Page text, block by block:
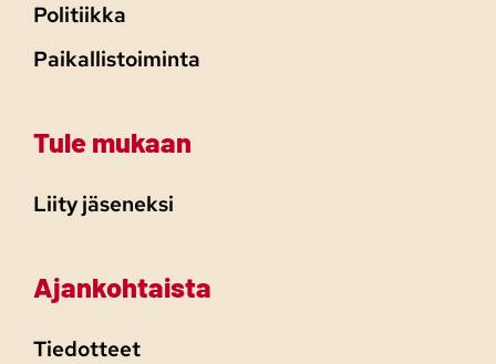
Politiikka
Paikallistoiminta
Tule mukaan
Liity jäseneksi
Ajankohtaista
Tiedotteet